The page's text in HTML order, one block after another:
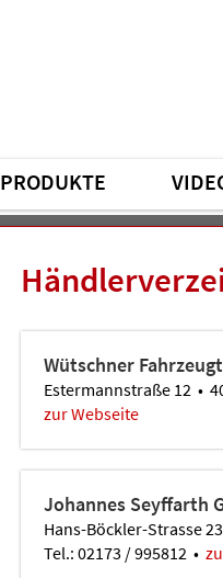
PRODUKTE
Wütschner
Estermannstraße 12 •
zur Webseite
Johannes Seyffarth
Hans-Böckler-Strasse
Tel.: 02173 / 995812 •